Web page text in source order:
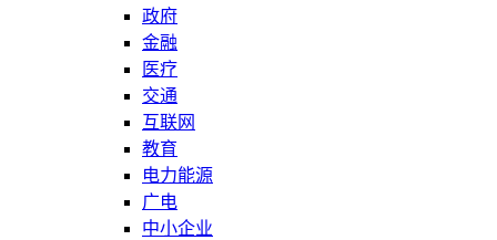
政府
金融
医疗
交通
互联网
教育
电力能源
广电
中小企业